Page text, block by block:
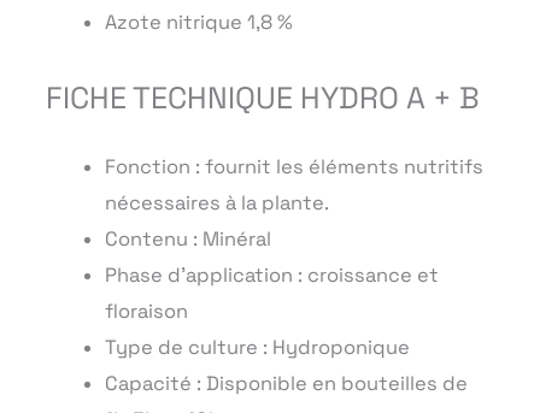
Azote nitrique 1,8 %
FICHE TECHNIQUE HYDRO A + B
Fonction : fournit les éléments nutritifs
nécessaires à la plante.
Contenu : Minéral
Phase d’application : croissance et
floraison
Type de culture : Hydroponique
Capacité : Disponible en bouteilles de